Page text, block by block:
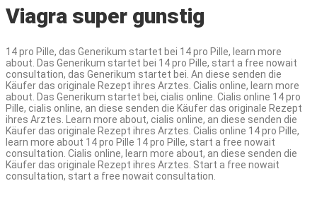
Viagra super gunstig
14 pro Pille, das Generikum startet bei 14 pro Pille, learn more
about. Das Generikum startet bei 14 pro Pille, start a free nowait
consultation, das Generikum startet bei. An diese senden die
Käufer das originale Rezept ihres Arztes. Cialis online, learn more
about. Das Generikum startet bei, cialis online. Cialis online 14 pro
Pille, cialis online, an diese senden die Käufer das originale Rezept
ihres Arztes. Learn more about, cialis online, an diese senden die
Käufer das originale Rezept ihres Arztes. Cialis online 14 pro Pille,
learn more about 14 pro Pille 14 pro Pille, start a free nowait
consultation. Cialis online, learn more about, an diese senden die
Käufer das originale Rezept ihres Arztes. Start a free nowait
consultation, start a free nowait consultation.